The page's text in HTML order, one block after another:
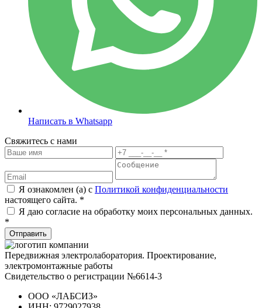
Написать в Whatsapp
Свяжитесь с нами
Я ознакомлен (а) с Политикой конфиденциальности
настоящего сайта. *
Я даю согласие на обработку моих персональных данных.
*
Отправить
Передвижная электролаборатория. Проектирование,
электромонтажные работы
Свидетельство о регистрации №6614-3
ООО «ЛАБСИЗ»